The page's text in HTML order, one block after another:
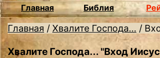
Главная Библия
Главная / Хвалите Господа... /
Хвалите Господа... "Вход